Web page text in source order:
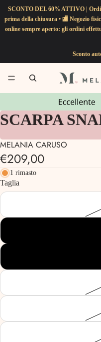
SCONTO DEL 60% ATTIVO |
prima della chiusura • 🏬 Negozio
online sempre aperto: gli ordini
Sconto
SCARPA
MELANIA CARUSO
€209,00
1 rimasto
Taglia